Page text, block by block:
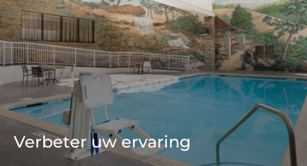
Verbeter uw ervaring